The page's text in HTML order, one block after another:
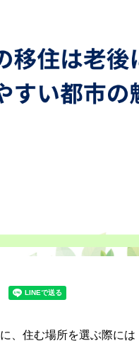
、住む場所を選ぶ際に